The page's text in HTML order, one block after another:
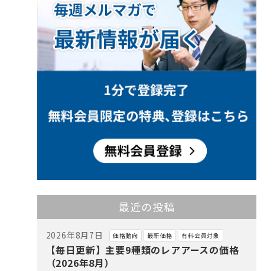
最近の投稿
2026年8月7日 価格動向 最新価格 有料会員対象
【毎日更新】主要9種類のレアアースの価格
（2026年8月）